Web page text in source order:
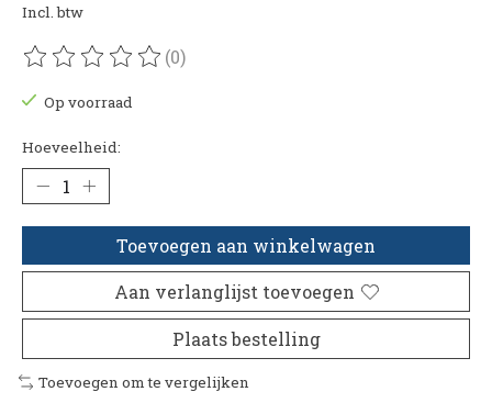
Incl. btw
De beoordeling van dit product is
(0)
Op voorraad
Hoeveelheid:
Toevoegen aan winkelwagen
Aan verlanglijst toevoegen
Plaats bestelling
Toevoegen om te vergelijken